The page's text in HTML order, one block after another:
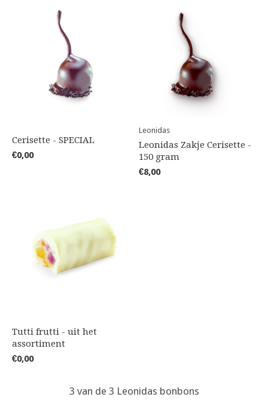
Cerisette - SPECIAL
€0,00
Leonidas
Leonidas Zakje Cerisette -
150 gram
€8,00
Tutti frutti - uit het
assortiment
€0,00
3 van de 3 Leonidas bonbons